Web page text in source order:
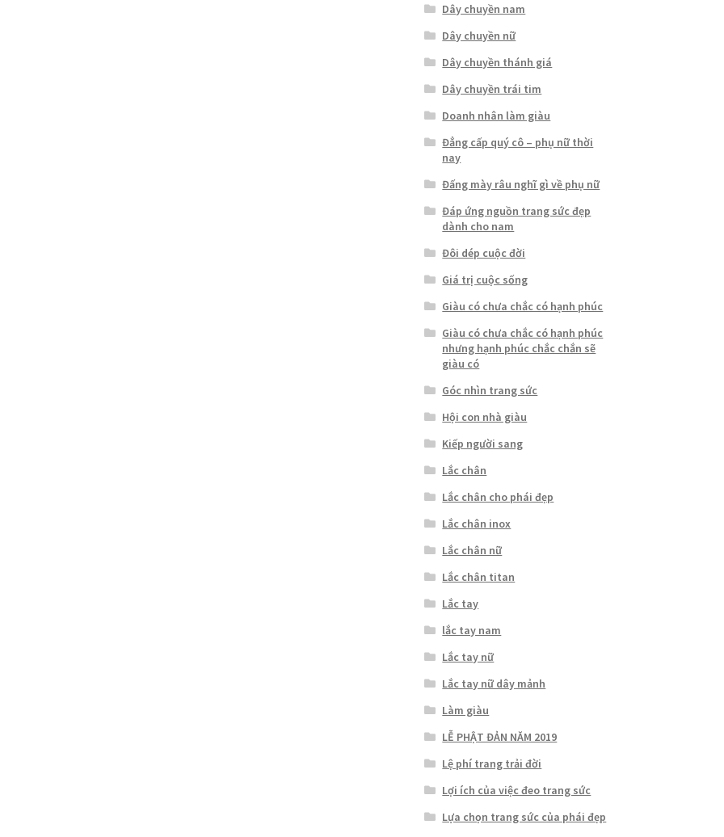
Dây chuyền nam
Dây chuyền nữ
Dây chuyền thánh giá
Dây chuyền trái tim
Doanh nhân làm giàu
Đẳng cấp quý cô – phụ nữ thời
nay
Đấng mày râu nghĩ gì về phụ nữ
Đáp ứng nguồn trang sức đẹp
dành cho nam
Đôi dép cuộc đời
Giá trị cuộc sống
Giàu có chưa chắc có hạnh phúc
Giàu có chưa chắc có hạnh phúc
nhưng hạnh phúc chắc chắn sẽ
giàu có
Góc nhìn trang sức
Hội con nhà giàu
Kiếp người sang
Lắc chân
Lắc chân cho phái đẹp
Lắc chân inox
Lắc chân nữ
Lắc chân titan
Lắc tay
lắc tay nam
Lắc tay nữ
Lắc tay nữ dây mảnh
Làm giàu
LỄ PHẬT ĐẢN NĂM 2019
Lệ phí trang trải đời
Lợi ích của việc đeo trang sức
Lựa chọn trang sức của phái đẹp